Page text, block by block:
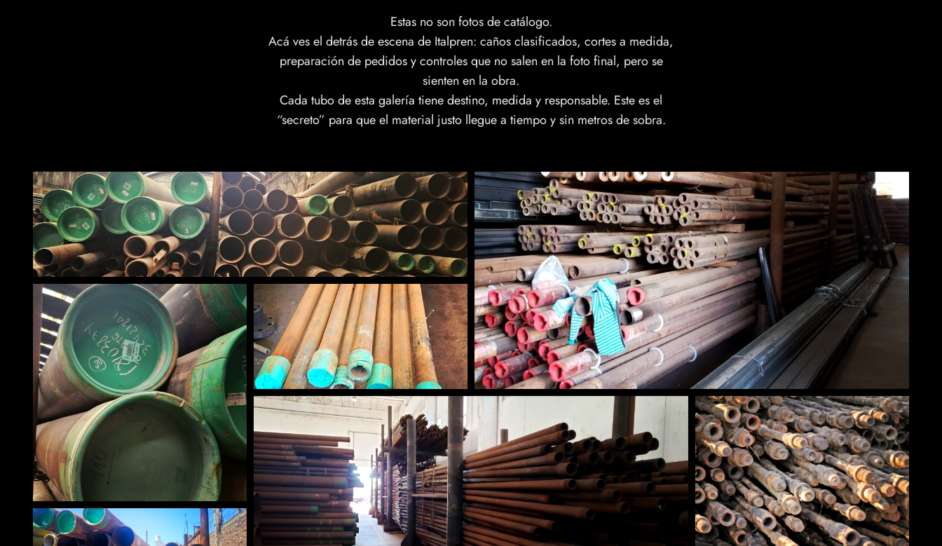
Estas no son fotos de catálogo.
Acá ves el detrás de escena de Italpren: caños clasificados, cortes a medida,
preparación de pedidos y controles que no salen en la foto final, pero se
sienten en la obra.
Cada tubo de esta galería tiene destino, medida y responsable. Este es el
“secreto” para que el material justo llegue a tiempo y sin metros de sobra.